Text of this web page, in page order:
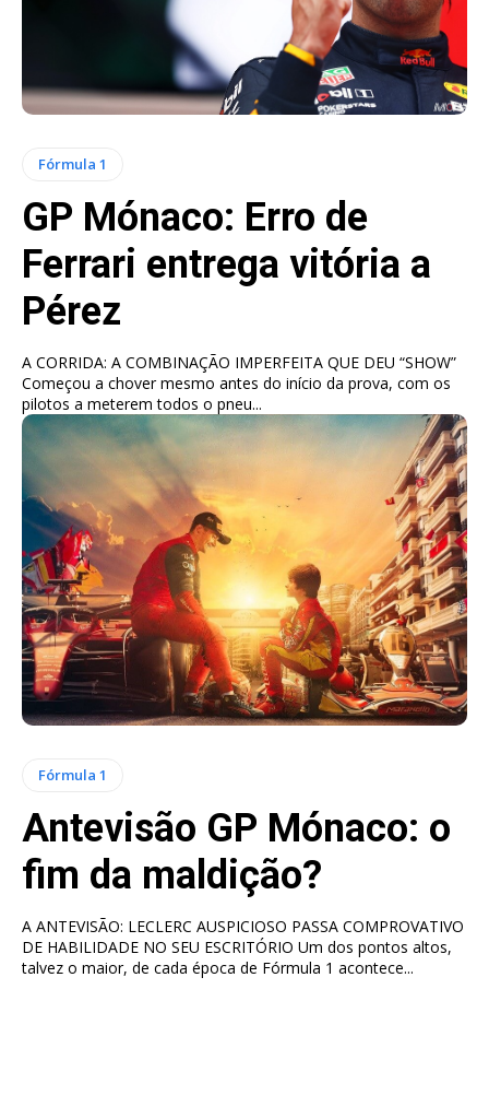
Fórmula 1
GP Mónaco: Erro de
Ferrari entrega vitória a
Pérez
A CORRIDA: A COMBINAÇÃO IMPERFEITA QUE DEU “SHOW”
Começou a chover mesmo antes do início da prova, com os
pilotos a meterem todos o pneu...
Fórmula 1
Antevisão GP Mónaco: o
fim da maldição?
A ANTEVISÃO: LECLERC AUSPICIOSO PASSA COMPROVATIVO
DE HABILIDADE NO SEU ESCRITÓRIO Um dos pontos altos,
talvez o maior, de cada época de Fórmula 1 acontece...